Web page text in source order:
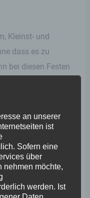
Kleinst- und
dass es zu
bei diesen Festen
um kleine
dass man
an
Dieser hat dann
und kann das
die ihr kleines
solchen
an unserer
ist
Sofern eine
über
nehmen möchte,
werden. Ist